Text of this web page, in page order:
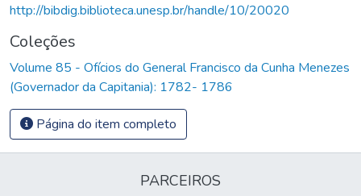
http://bibdig.biblioteca.unesp.br/handle/10/20020
Coleções
Volume 85 - Ofícios do General Francisco da Cunha Menezes
(Governador da Capitania): 1782- 1786
Página do item completo
PARCEIROS